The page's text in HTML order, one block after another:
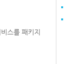
스를 패키지